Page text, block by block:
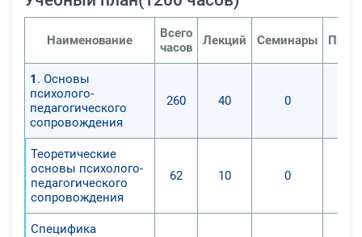
Наименование
Всего
часов
Лекций Семинары
1 . Основы
психолого-
педагогического
сопровождения
260 40 0
Теоретические
основы психолого-
педагогического
сопровождения
62 10 0
Специфика